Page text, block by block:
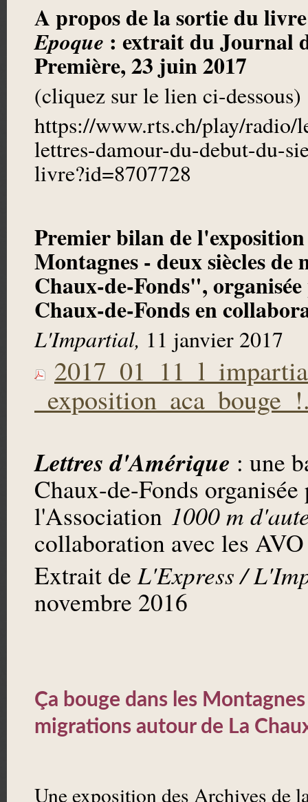
A propos de la sortie du
Epoque : extrait du Journal
Première, 23 juin 2017
(cliquez sur le lien ci-dessous)
https://www.rts.ch/play/
lettres-damour-du-debut-du-
livre?id=8707728
Premier bilan de
Montagnes - deux siècles
Chaux-de-Fonds",
Chaux-de-Fonds en
L'Impartial, 11 janvier 2017
Lettres d'Amérique : une
Chaux-de-Fonds organisée
l'Association 1000 m
collaboration avec les AVO
Extrait deL'Express /
novembre 2016
Ça bouge dans les
migrations autour de La
Une exposition des Archives de